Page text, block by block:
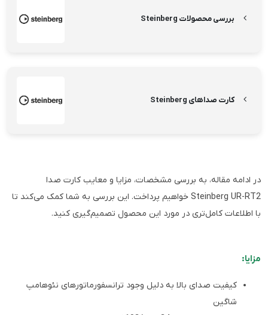
بررسی محصولات Steinberg
کارت صداهای Steinberg
در ادامه مقاله، به بررسی مشخصات، مزایا و معایب کارت صدا
Steinberg UR-RT2 خواهیم پرداخت. این بررسی به شما کمک می‌کند تا
با اطلاعات کامل‌تری در مورد این محصول تصمیم‌گیری کنید.
مزایا:
کیفیت صدای بالا به دلیل وجود ترانسفورماتورهای نئوهامپ
شاگین